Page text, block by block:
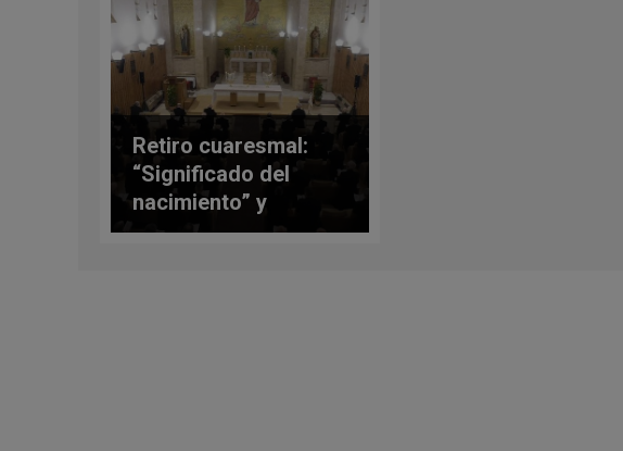
Retiro cuaresmal:
“Significado del
nacimiento” y
“vocación”, temas de